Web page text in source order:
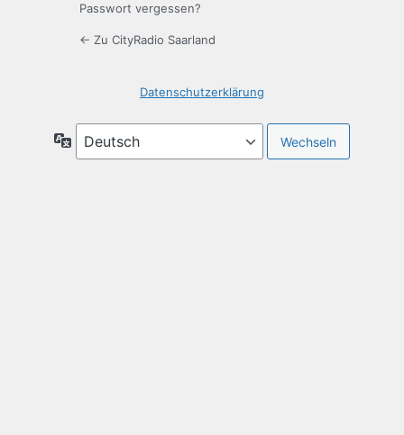
Passwort vergessen?
← Zu CityRadio Saarland
Datenschutzerklärung
Sprache